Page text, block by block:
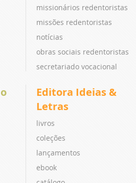
missionários redentoristas
missões redentoristas
notícias
obras sociais redentoristas
secretariado vocacional
Editora Ideias &
Letras
livros
coleções
lançamentos
ebook